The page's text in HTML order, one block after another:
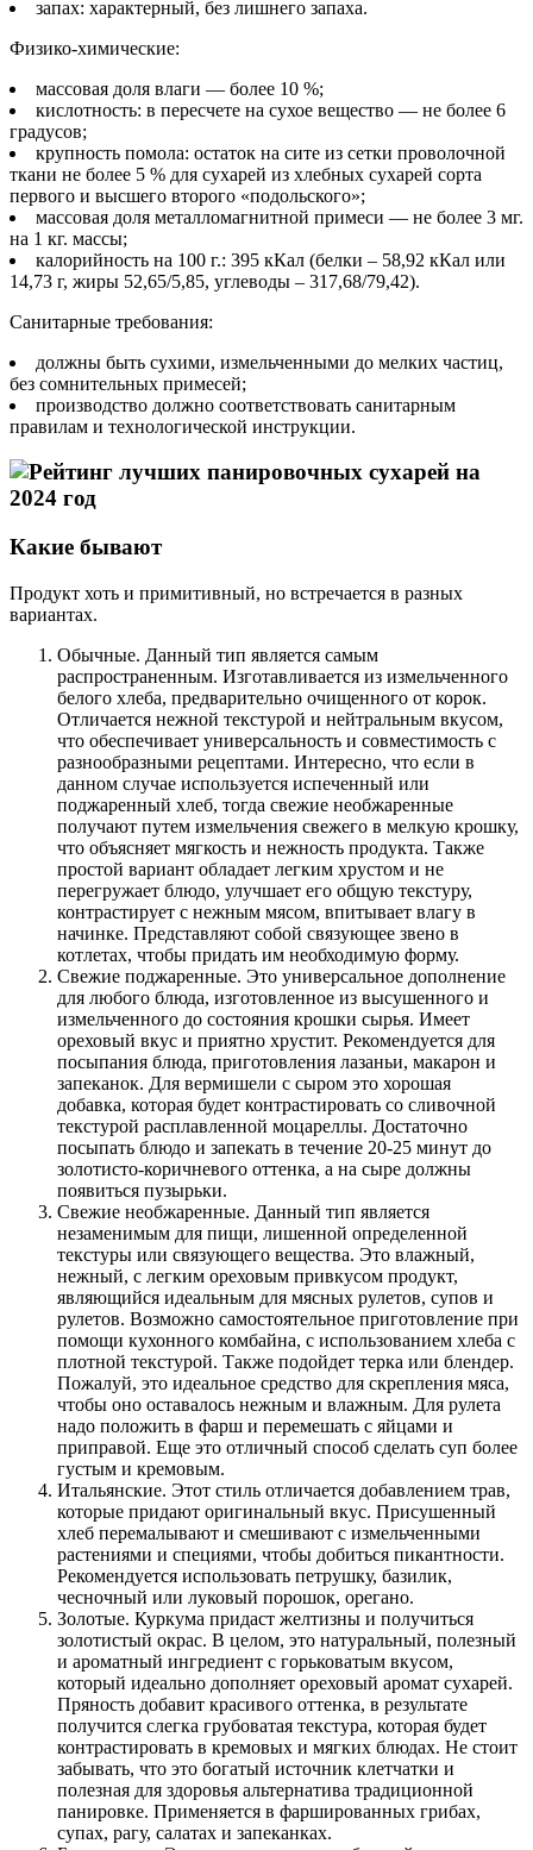
запах: характерный, без лишнего запаха.
Физико-химические:
массовая доля влаги — более 10 %;
кислотность: в пересчете на сухое вещество — не более 6
градусов;
крупность помола: остаток на сите из сетки проволочной
ткани не более 5 % для сухарей из хлебных сухарей сорта
первого и высшего второго «подольского»;
массовая доля металломагнитной примеси — не более 3 мг.
на 1 кг. массы;
калорийность на 100 г.: 395 кКал (белки – 58,92 кКал или
14,73 г, жиры 52,65/5,85, углеводы – 317,68/79,42).
Санитарные требования:
должны быть сухими, измельченными до мелких частиц,
без сомнительных примесей;
производство должно соответствовать санитарным
правилам и технологической инструкции.
Какие бывают
Продукт хоть и примитивный, но встречается в разных
вариантах.
Обычные. Данный тип является самым
распространенным. Изготавливается из измельченного
белого хлеба, предварительно очищенного от корок.
Отличается нежной текстурой и нейтральным вкусом,
что обеспечивает универсальность и совместимость с
разнообразными рецептами. Интересно, что если в
данном случае используется испеченный или
поджаренный хлеб, тогда свежие необжаренные
получают путем измельчения свежего в мелкую крошку,
что объясняет мягкость и нежность продукта. Также
простой вариант обладает легким хрустом и не
перегружает блюдо, улучшает его общую текстуру,
контрастирует с нежным мясом, впитывает влагу в
начинке. Представляют собой связующее звено в
котлетах, чтобы придать им необходимую форму.
Свежие поджаренные. Это универсальное дополнение
для любого блюда, изготовленное из высушенного и
измельченного до состояния крошки сырья. Имеет
ореховый вкус и приятно хрустит. Рекомендуется для
посыпания блюда, приготовления лазаньи, макарон и
запеканок. Для вермишели с сыром это хорошая
добавка, которая будет контрастировать со сливочной
текстурой расплавленной моцареллы. Достаточно
посыпать блюдо и запекать в течение 20-25 минут до
золотисто-коричневого оттенка, а на сыре должны
появиться пузырьки.
Свежие необжаренные. Данный тип является
незаменимым для пищи, лишенной определенной
текстуры или связующего вещества. Это влажный,
нежный, с легким ореховым привкусом продукт,
являющийся идеальным для мясных рулетов, супов и
рулетов. Возможно самостоятельное приготовление при
помощи кухонного комбайна, с использованием хлеба с
плотной текстурой. Также подойдет терка или блендер.
Пожалуй, это идеальное средство для скрепления мяса,
чтобы оно оставалось нежным и влажным. Для рулета
надо положить в фарш и перемешать с яйцами и
приправой. Еще это отличный способ сделать суп более
густым и кремовым.
Итальянские. Этот стиль отличается добавлением трав,
которые придают оригинальный вкус. Присушенный
хлеб перемалывают и смешивают с измельченными
растениями и специями, чтобы добиться пикантности.
Рекомендуется использовать петрушку, базилик,
чесночный или луковый порошок, орегано.
Золотые. Куркума придаст желтизны и получиться
золотистый окрас. В целом, это натуральный, полезный
и ароматный ингредиент с горьковатым вкусом,
который идеально дополняет ореховый аромат сухарей.
Пряность добавит красивого оттенка, в результате
получится слегка грубоватая текстура, которая будет
контрастировать в кремовых и мягких блюдах. Не стоит
забывать, что это богатый источник клетчатки и
полезная для здоровья альтернатива традиционной
панировке. Применяется в фаршированных грибах,
супах, рагу, салатах и запеканках.